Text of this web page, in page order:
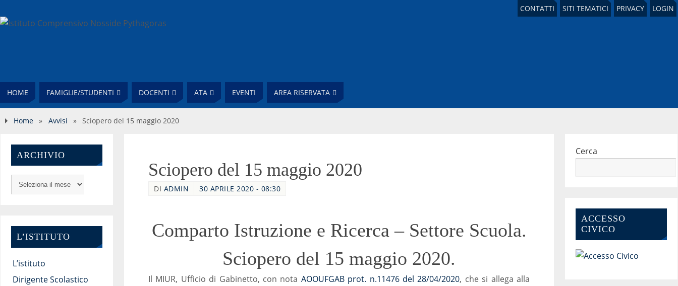
CONTATTI SITI TEMATICI PRIVACY LOGIN
HOME FAMIGLIE/STUDENTI DOCENTI ATA EVENTI AREA RISERVATA
Home » Avvisi » Sciopero del 15 maggio 2020
Sciopero del 15 maggio 2020
DI ADMIN 30 APRILE 2020 - 08:30
Comparto Istruzione e Ricerca – Settore Scuola.
Sciopero del 15 maggio 2020.
Il MIUR, Ufficio di Gabinetto, con nota AOOUFGAB prot. n.11476 del 28/04/2020, che si allega alla
ARCHIVIO
L’ISTITUTO
L’istituto
Dirigente Scolastico
Cerca
ACCESSO
CIVICO